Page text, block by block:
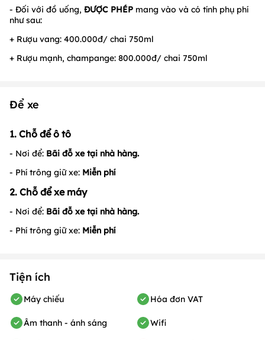
- Đối với đồ uống, ĐƯỢC PHÉP mang vào và có tính phụ phí
như sau:
+ Rượu vang: 400.000đ/ chai 750ml
+ Rượu mạnh, champange: 800.000đ/ chai 750ml
Để xe
1. Chỗ để ô tô
- Nơi để: Bãi đỗ xe tại nhà hàng.
- Phí trông giữ xe: Miễn phí
2. Chỗ để xe máy
- Nơi để: Bãi đỗ xe tại nhà hàng.
- Phí trông giữ xe: Miễn phí
Tiện ích
Máy chiếu
Âm thanh - ánh sáng
Hóa đơn VAT
Wifi